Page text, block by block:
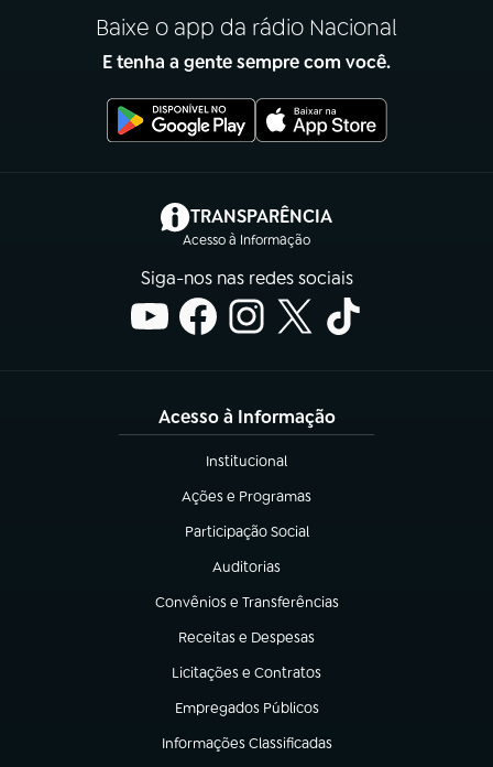
Baixe o app da rádio Nacional
E tenha a gente sempre com você.
TRANSPARÊNCIA
Acesso à Informação
(abre em nova aba)
Siga-nos nas redes sociais
Acesso à Informação
Institucional
(abre em nova aba)
Ações e Programas
(abre em nova aba)
Participação Social
(abre em nova aba)
Auditorias
(abre em nova aba)
Convênios e Transferências
(abre em nova aba)
Receitas e Despesas
(abre em nova aba)
Licitações e Contratos
(abre em nova aba)
Empregados Públicos
(abre em nova aba)
Informações Classificadas
(abre em nova aba)